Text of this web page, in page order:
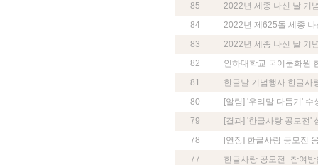
85
2022년 세종 나신 날 기
84
2022년 제625돌 세종
83
2022년 세종 나신 날 기
82
인하대학교 국어문화원
81
한글날 기념행사 한글사
80
[알림] '우리말 다듬기'
79
[결과] '한글사랑 공모전'
78
[연장] 한글사랑 공모전
77
한글사랑 공모전_참여방